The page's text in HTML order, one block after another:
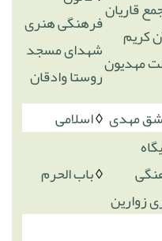
قاریان
کریم
مهدیون
فرهنگی هنری
شهدای مسجد
روستا وادقان
مهدی ◊اسلامی
زوارین
◊باب الحرم